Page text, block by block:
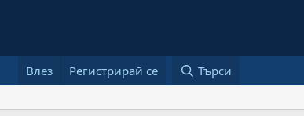
Влез Регистрирай се Търси